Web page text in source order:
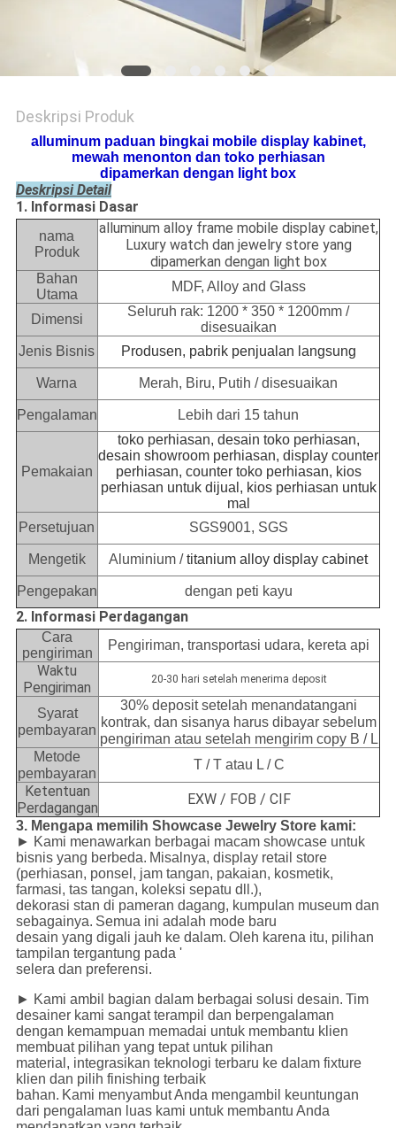
Deskripsi Produk
alluminum paduan bingkai mobile display kabinet,
mewah menonton dan toko perhiasan
dipamerkan dengan light box
Deskripsi Detail
1. Informasi Dasar
nama
Produk
alluminum alloy frame mobile display cabinet,
Luxury watch dan jewelry store yang
dipamerkan dengan light box
Bahan
Utama
MDF, Alloy and Glass
Dimensi
Seluruh rak: 1200 * 350 * 1200mm /
disesuaikan
Jenis Bisnis
Produsen, pabrik penjualan langsung
Warna Merah, Biru, Putih / disesuaikan
Pengalaman Lebih dari 15 tahun
Pemakaian
toko perhiasan, desain toko perhiasan,
desain showroom perhiasan, display counter
perhiasan, counter toko perhiasan, kios
perhiasan untuk dijual, kios perhiasan untuk
mal
Persetujuan
SGS9001, SGS
Mengetik Aluminium /titanium alloy display cabinet
Pengepakan dengan peti kayu
2. Informasi Perdagangan
Cara
pengiriman
Pengiriman, transportasi udara, kereta api
Waktu
Pengiriman
20-30 hari setelah menerima deposit
Syarat
pembayaran
30% deposit setelah menandatangani
kontrak, dan sisanya harus dibayar sebelum
pengiriman atau setelah mengirim copy B / L
Metode
pembayaran
T / T atau L / C
Ketentuan
Perdagangan
EXW / FOB / CIF
3. Mengapa memilih Showcase Jewelry Store kami:
► Kami menawarkan berbagai macam showcase untuk
bisnis yang berbeda. Misalnya, display retail store
(perhiasan, ponsel, jam tangan, pakaian, kosmetik,
farmasi, tas tangan, koleksi sepatu dll.),
dekorasi stan di pameran dagang, kumpulan museum dan
sebagainya. Semua ini adalah mode baru
desain yang digali jauh ke dalam. Oleh karena itu, pilihan
tampilan tergantung pada '
selera dan preferensi.
► Kami ambil bagian dalam berbagai solusi desain. Tim
desainer kami sangat terampil dan berpengalaman
dengan kemampuan memadai untuk membantu klien
membuat pilihan yang tepat untuk pilihan
material, integrasikan teknologi terbaru ke dalam fixture
klien dan pilih finishing terbaik
bahan. Kami menyambut Anda mengambil keuntungan
dari pengalaman luas kami untuk membantu Anda